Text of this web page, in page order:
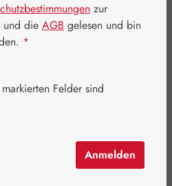
zur
und die AGB gelesen und bin
*
Felder sind
Anmelden